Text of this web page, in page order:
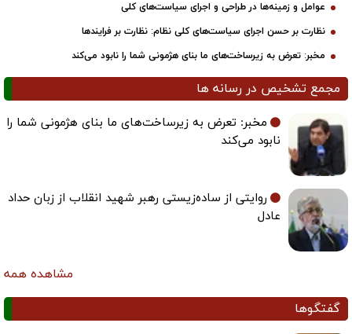
عوامل و زمینه‌ها در طراحی و اجرای سیاست‌های کلی
نظارت بر حسن اجرای سیاست‌های کلی نظام: نظارت بر فرایندها
مخبر: تعرض به زیرساخت‌های ما بنای هژمونی شما را نابود می‌کند
مجمع تشخیص در رسانه ها
مخبر: تعرض به زیرساخت‌های ما بنای هژمونی شما را
نابود می‌کند
روایتی از ساده‌زیستی رهبر شهید انقلاب از زبان حداد
عادل
مشاهده همه
گفتگوها